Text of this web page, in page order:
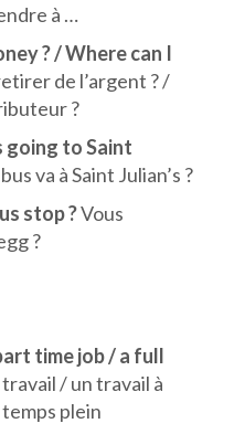
à …
? / Where can I
de l’argent ? /
?
going to Saint
va à Saint Julian’s ?
stop ?Vous
?
time job / a full
/ un travail à
plein